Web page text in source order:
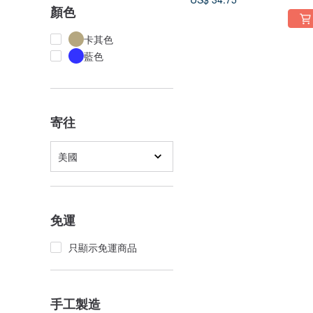
顏色
卡其色
藍色
寄往
美國
免運
只顯示免運商品
手工製造